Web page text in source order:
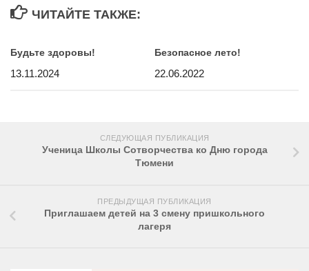
ЧИТАЙТЕ ТАКЖЕ:
Будьте здоровы!
13.11.2024
Безопасное лето!
22.06.2022
СЛЕДУЮЩАЯ ПУБЛИКАЦИЯ
Ученица Школы Сотворчеcтва ко Дню города
Тюмени
ПРЕДЫДУЩАЯ ПУБЛИКАЦИЯ
Приглашаем детей на 3 смену пришкольного
лагеря